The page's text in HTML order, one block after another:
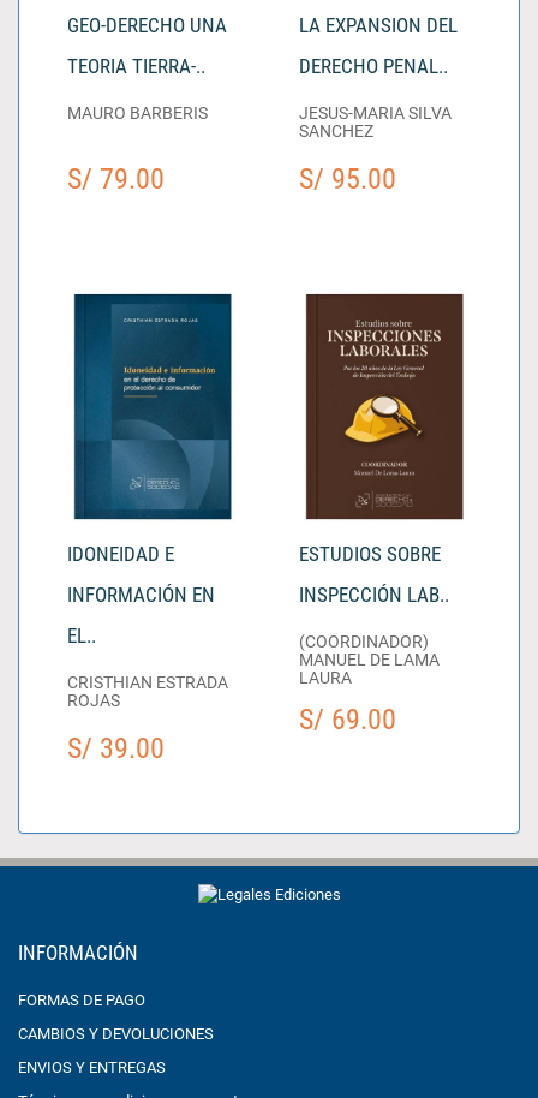
GEO-DERECHO UNA
TEORIA TIERRA-..
MAURO BARBERIS
S/ 79.00
LA EXPANSION DEL
DERECHO PENAL..
JESUS-MARIA SILVA
SANCHEZ
S/ 95.00
IDONEIDAD E
INFORMACIÓN EN
EL..
CRISTHIAN ESTRADA
ROJAS
S/ 39.00
ESTUDIOS SOBRE
INSPECCIÓN LAB..
(COORDINADOR)
MANUEL DE LAMA
LAURA
S/ 69.00
INFORMACIÓN
FORMAS DE PAGO
CAMBIOS Y DEVOLUCIONES
ENVIOS Y ENTREGAS